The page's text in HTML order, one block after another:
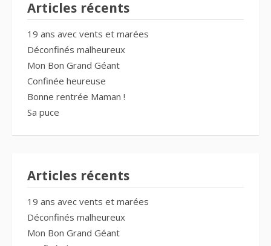
Articles récents
19 ans avec vents et marées
Déconfinés malheureux
Mon Bon Grand Géant
Confinée heureuse
Bonne rentrée Maman !
Sa puce
Articles récents
19 ans avec vents et marées
Déconfinés malheureux
Mon Bon Grand Géant